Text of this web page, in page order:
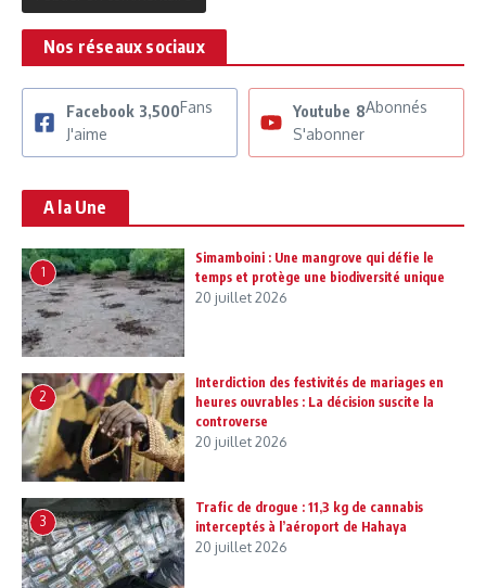
Nos réseaux sociaux
Facebook 3,500Fans
J'aime
Youtube 8Abonnés
S'abonner
A la Une
1
Simamboini : Une mangrove qui défie le
temps et protège une biodiversité unique
20 juillet 2026
2
Interdiction des festivités de mariages en
heures ouvrables : La décision suscite la
controverse
20 juillet 2026
3
Trafic de drogue : 11,3 kg de cannabis
interceptés à l’aéroport de Hahaya
20 juillet 2026